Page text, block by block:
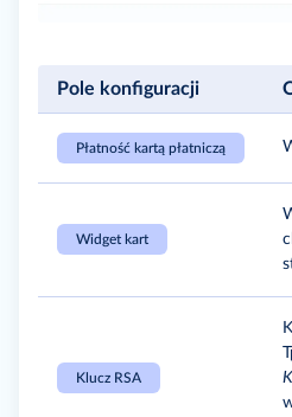
Pole konfiguracji
Płatność kartą płatniczą
Widget kart
Klucz RSA